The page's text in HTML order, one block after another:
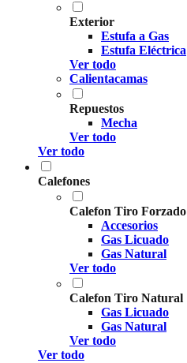
Exterior
Estufa a Gas
Estufa Eléctrica
Ver todo
Calientacamas
Repuestos
Mecha
Ver todo
Ver todo
Calefones
Calefon Tiro Forzado
Accesorios
Gas Licuado
Gas Natural
Ver todo
Calefon Tiro Natural
Gas Licuado
Gas Natural
Ver todo
Ver todo